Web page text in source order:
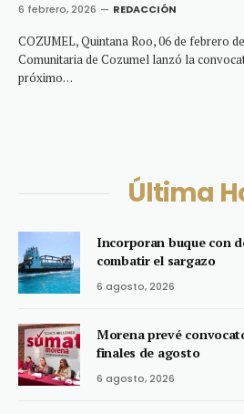
6 febrero, 2026 REDACCIÓN
COZUMEL, Quintana Roo, 06 de febrero
Comunitaria de Cozumel lanzó la
próximo…
Última
Incorporan buque con
combatir el sargazo
6 agosto, 2026
Morena prevé
finales de agosto
6 agosto, 2026